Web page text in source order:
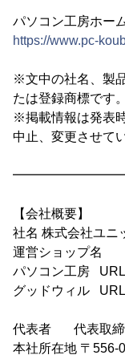
パソコン工房ホー
https://www.pc-
※文中の社名、製
たは登録商標です。
※掲載情報は発表
中止、変更させて
【会社概要】
社名 株式会社ユニ
運営ショップ名
パソコン工房
グッドウィル
代表者 代表取締
本社所在地 〒556-